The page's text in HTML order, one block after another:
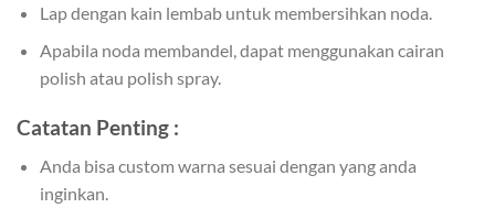
Lap dengan kain lembab untuk membersihkan noda.
Apabila noda membandel, dapat menggunakan cairan
polish atau polish spray.
Catatan Penting :
Anda bisa custom warna sesuai dengan yang anda
inginkan.